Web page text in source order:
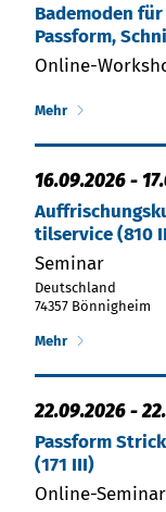
Bademoden
Passform,
Online-
Mehr
16.09.2026 -
til­ser­vice (810
Seminar
Deutschland
74357 Bönnigheim
Mehr
22.09.2026 -
Passform
(171 III)
Online-Seminar